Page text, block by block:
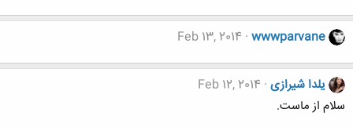
wwwparvane
Feb 13, 2014
یلدا شیرازی Feb 12, 2014
سلام از ماست.